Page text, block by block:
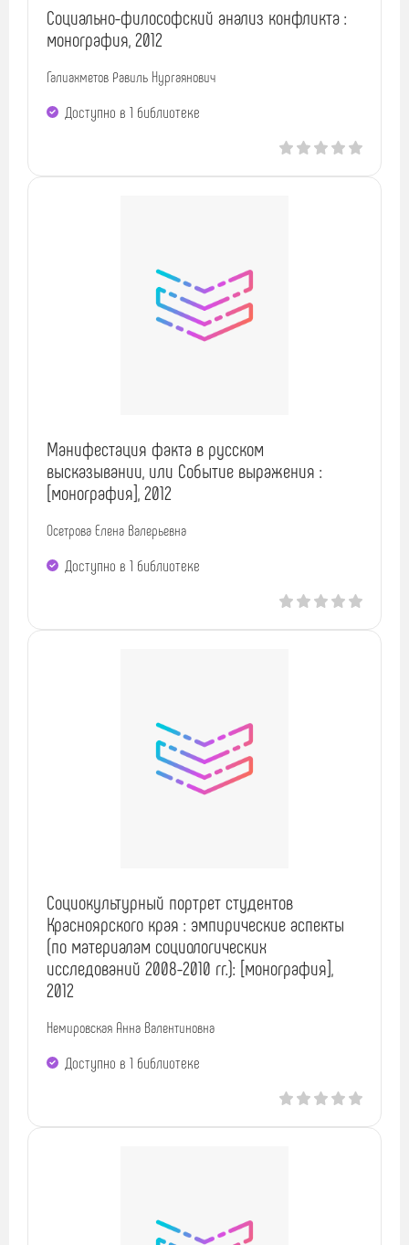
Социально-философский анализ конфликта :
монография, 2012
Галиахметов Равиль Нургаянович
Доступно в 1 библиотекe
Манифестация факта в русском
высказывании, или Событие выражения :
[монография], 2012
Осетрова Елена Валерьевна
Доступно в 1 библиотекe
Социокультурный портрет студентов
Красноярского края : эмпирические аспекты
(по материалам социологических
исследований 2008-2010 гг.): [монография],
2012
Немировская Анна Валентиновна
Доступно в 1 библиотекe